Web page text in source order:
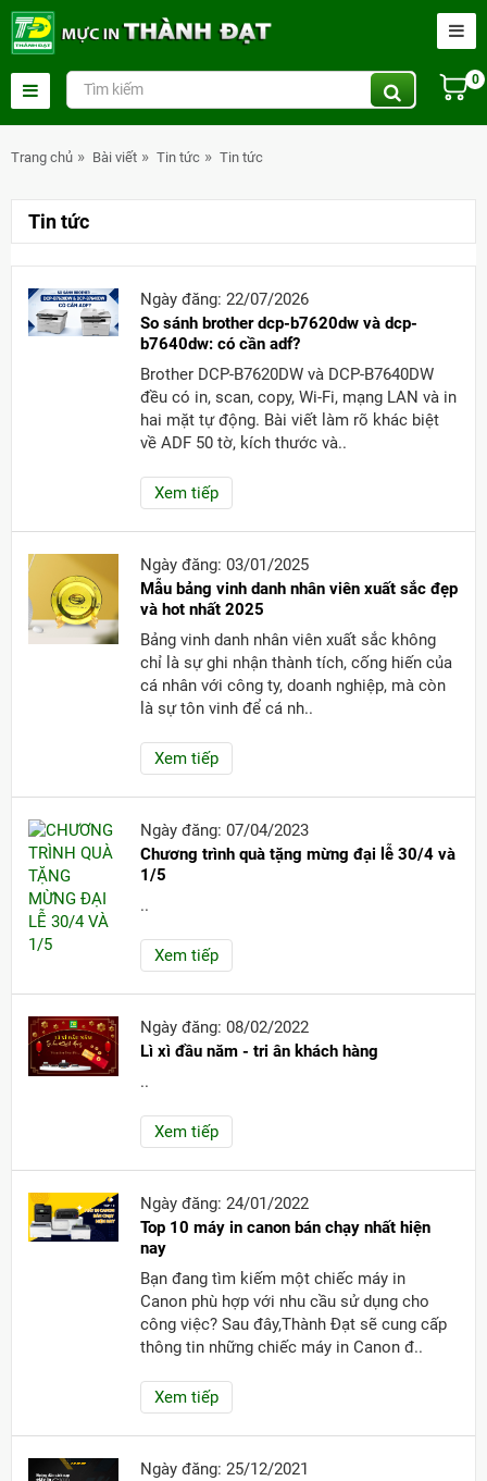
0
Trang chủ Bài viết Tin tức Tin tức
Tin tức
Ngày đăng: 22/07/2026
So sánh brother dcp-b7620dw và dcp-
b7640dw: có cần adf?
Brother DCP-B7620DW và DCP-B7640DW
đều có in, scan, copy, Wi-Fi, mạng LAN và in
hai mặt tự động. Bài viết làm rõ khác biệt
về ADF 50 tờ, kích thước và..
Xem tiếp
Ngày đăng: 03/01/2025
Mẫu bảng vinh danh nhân viên xuất sắc đẹp
và hot nhất 2025
Bảng vinh danh nhân viên xuất sắc không
chỉ là sự ghi nhận thành tích, cống hiến của
cá nhân với công ty, doanh nghiệp, mà còn
là sự tôn vinh để cá nh..
Xem tiếp
Ngày đăng: 07/04/2023
Chương trình quà tặng mừng đại lễ 30/4 và
1/5
..
Xem tiếp
Ngày đăng: 08/02/2022
Lì xì đầu năm - tri ân khách hàng
..
Xem tiếp
Ngày đăng: 24/01/2022
Top 10 máy in canon bán chạy nhất hiện
nay
Bạn đang tìm kiếm một chiếc máy in
Canon phù hợp với nhu cầu sử dụng cho
công việc? Sau đây,Thành Đạt sẽ cung cấp
thông tin những chiếc máy in Canon đ..
Xem tiếp
Ngày đăng: 25/12/2021